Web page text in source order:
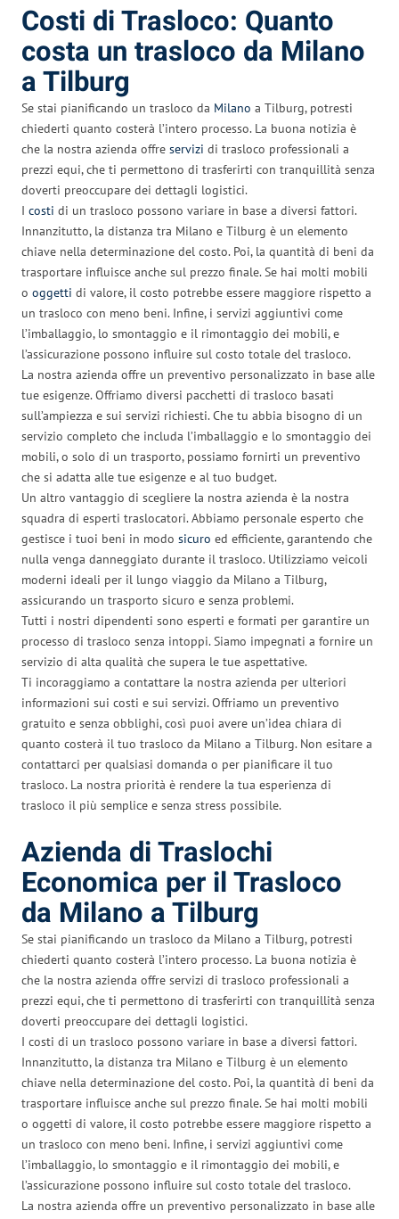
Costi di Trasloco: Quanto
costa un trasloco da Milano
a Tilburg
Se stai pianificando un trasloco da Milano a Tilburg, potresti
chiederti quanto costerà l’intero processo. La buona notizia è
che la nostra azienda offre servizi di trasloco professionali a
prezzi equi, che ti permettono di trasferirti con tranquillità senza
doverti preoccupare dei dettagli logistici.
I costi di un trasloco possono variare in base a diversi fattori.
Innanzitutto, la distanza tra Milano e Tilburg è un elemento
chiave nella determinazione del costo. Poi, la quantità di beni da
trasportare influisce anche sul prezzo finale. Se hai molti mobili
o oggetti di valore, il costo potrebbe essere maggiore rispetto a
un trasloco con meno beni. Infine, i servizi aggiuntivi come
l’imballaggio, lo smontaggio e il rimontaggio dei mobili, e
l’assicurazione possono influire sul costo totale del trasloco.
La nostra azienda offre un preventivo personalizzato in base alle
tue esigenze. Offriamo diversi pacchetti di trasloco basati
sull’ampiezza e sui servizi richiesti. Che tu abbia bisogno di un
servizio completo che includa l’imballaggio e lo smontaggio dei
mobili, o solo di un trasporto, possiamo fornirti un preventivo
che si adatta alle tue esigenze e al tuo budget.
Un altro vantaggio di scegliere la nostra azienda è la nostra
squadra di esperti traslocatori. Abbiamo personale esperto che
gestisce i tuoi beni in modo sicuro ed efficiente, garantendo che
nulla venga danneggiato durante il trasloco. Utilizziamo veicoli
moderni ideali per il lungo viaggio da Milano a Tilburg,
assicurando un trasporto sicuro e senza problemi.
Tutti i nostri dipendenti sono esperti e formati per garantire un
processo di trasloco senza intoppi. Siamo impegnati a fornire un
servizio di alta qualità che supera le tue aspettative.
Ti incoraggiamo a contattare la nostra azienda per ulteriori
informazioni sui costi e sui servizi. Offriamo un preventivo
gratuito e senza obblighi, così puoi avere un’idea chiara di
quanto costerà il tuo trasloco da Milano a Tilburg. Non esitare a
contattarci per qualsiasi domanda o per pianificare il tuo
trasloco. La nostra priorità è rendere la tua esperienza di
trasloco il più semplice e senza stress possibile.
Azienda di Traslochi
Economica per il Trasloco
da Milano a Tilburg
Se stai pianificando un trasloco da Milano a Tilburg, potresti
chiederti quanto costerà l’intero processo. La buona notizia è
che la nostra azienda offre servizi di trasloco professionali a
prezzi equi, che ti permettono di trasferirti con tranquillità senza
doverti preoccupare dei dettagli logistici.
I costi di un trasloco possono variare in base a diversi fattori.
Innanzitutto, la distanza tra Milano e Tilburg è un elemento
chiave nella determinazione del costo. Poi, la quantità di beni da
trasportare influisce anche sul prezzo finale. Se hai molti mobili
o oggetti di valore, il costo potrebbe essere maggiore rispetto a
un trasloco con meno beni. Infine, i servizi aggiuntivi come
l’imballaggio, lo smontaggio e il rimontaggio dei mobili, e
l’assicurazione possono influire sul costo totale del trasloco.
La nostra azienda offre un preventivo personalizzato in base alle